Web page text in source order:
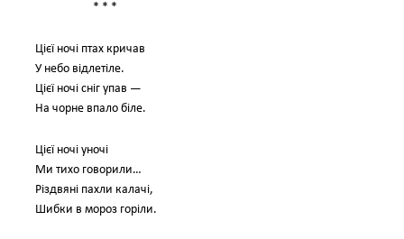
* * *
Цієї ночі птах кричав
У небо відлетіле.
Цієї ночі сніг упав —
На чорне впало біле.
Цієї ночі уночі
Ми тихо говорили…
Різдвяні пахли калачі,
Шибки в мороз горіли.